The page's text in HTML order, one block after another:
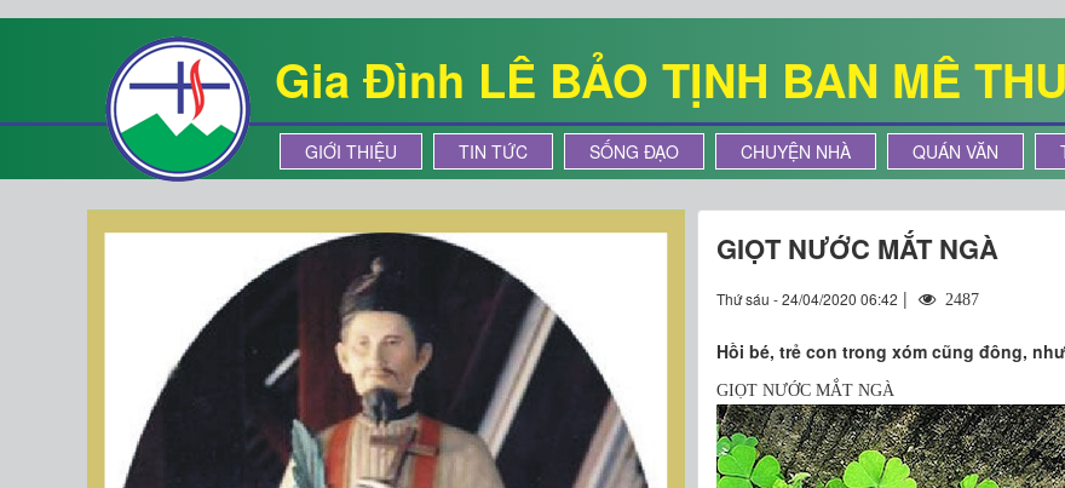
Gia Đình LÊ BẢO TỊNH BAN MÊ
GIỚI THIỆU TIN TỨC SỐNG ĐẠO CHUYỆN NHÀ QUÁN VĂN
GIỌT NƯỚC MẮT NGÀ
Thứ sáu - 24/04/2020 06:42 | 2487
Hồi bé, trẻ con trong xóm cũng đông,
GIỌT NƯỚC MẮT NGÀ